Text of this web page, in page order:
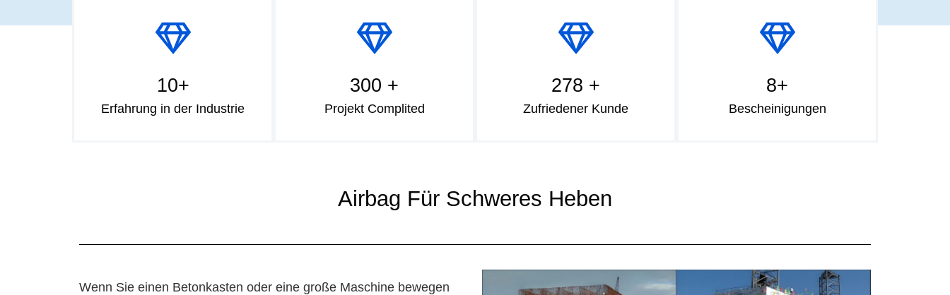
10+
Erfahrung in der Industrie
300 +
Projekt Complited
278 +
Zufriedener Kunde
8+
Bescheinigungen
Airbag Für Schweres Heben
Wenn Sie einen Betonkasten oder eine große Maschine bewegen